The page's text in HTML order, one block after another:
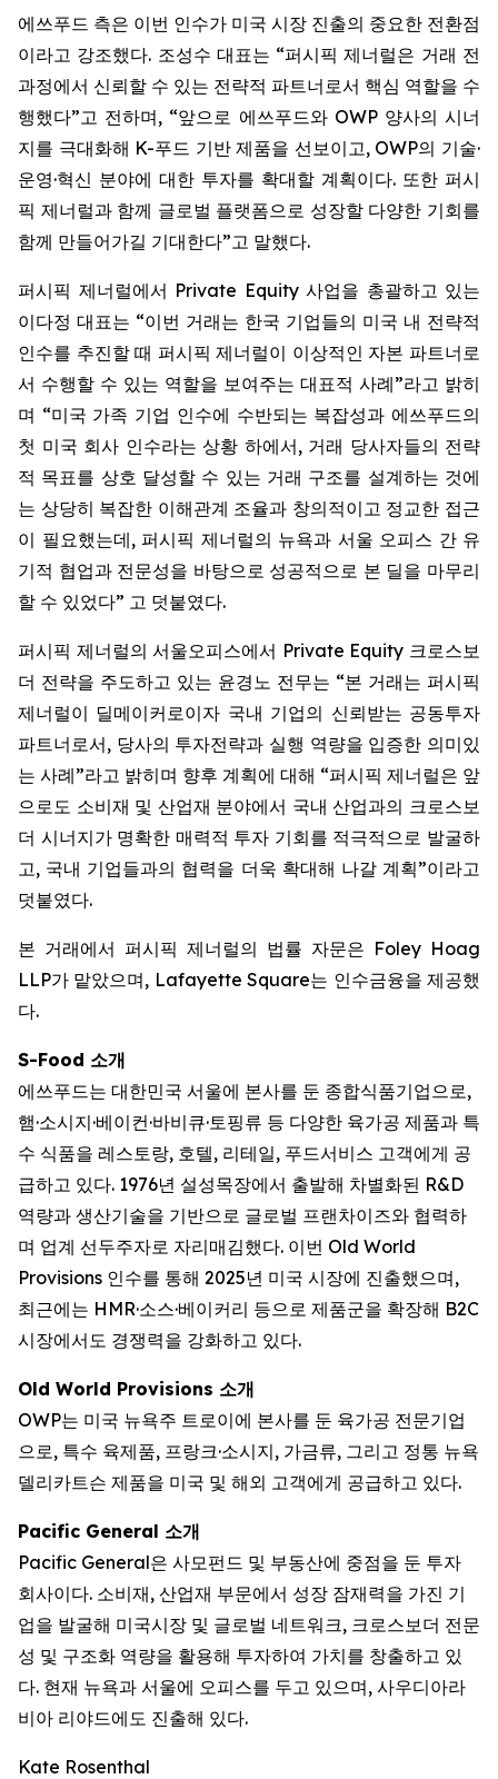
에쓰푸드 측은 이번 인수가 미국 시장 진출의 중요한 전환점
이라고 강조했다. 조성수 대표는 “퍼시픽 제너럴은 거래 전
과정에서 신뢰할 수 있는 전략적 파트너로서 핵심 역할을 수
행했다”고 전하며, “앞으로 에쓰푸드와 OWP 양사의 시너
지를 극대화해 K-푸드 기반 제품을 선보이고, OWP의 기술·
운영·혁신 분야에 대한 투자를 확대할 계획이다. 또한 퍼시
픽 제너럴과 함께 글로벌 플랫폼으로 성장할 다양한 기회를
함께 만들어가길 기대한다”고 말했다.
퍼시픽 제너럴에서 Private Equity 사업을 총괄하고 있는
이다정 대표는 “이번 거래는 한국 기업들의 미국 내 전략적
인수를 추진할 때 퍼시픽 제너럴이 이상적인 자본 파트너로
서 수행할 수 있는 역할을 보여주는 대표적 사례”라고 밝히
며 “미국 가족 기업 인수에 수반되는 복잡성과 에쓰푸드의
첫 미국 회사 인수라는 상황 하에서, 거래 당사자들의 전략
적 목표를 상호 달성할 수 있는 거래 구조를 설계하는 것에
는 상당히 복잡한 이해관계 조율과 창의적이고 정교한 접근
이 필요했는데, 퍼시픽 제너럴의 뉴욕과 서울 오피스 간 유
기적 협업과 전문성을 바탕으로 성공적으로 본 딜을 마무리
할 수 있었다” 고 덧붙였다.
퍼시픽 제너럴의 서울오피스에서 Private Equity 크로스보
더 전략을 주도하고 있는 윤경노 전무는 “본 거래는 퍼시픽
제너럴이 딜메이커로이자 국내 기업의 신뢰받는 공동투자
파트너로서, 당사의 투자전략과 실행 역량을 입증한 의미있
는 사례”라고 밝히며 향후 계획에 대해 “퍼시픽 제너럴은 앞
으로도 소비재 및 산업재 분야에서 국내 산업과의 크로스보
더 시너지가 명확한 매력적 투자 기회를 적극적으로 발굴하
고, 국내 기업들과의 협력을 더욱 확대해 나갈 계획”이라고
덧붙였다.
본 거래에서 퍼시픽 제너럴의 법률 자문은 Foley Hoag
LLP가 맡았으며, Lafayette Square는 인수금융을 제공했
다.
S-Food 소개
에쓰푸드는 대한민국 서울에 본사를 둔 종합식품기업으로,
햄·소시지·베이컨·바비큐·토핑류 등 다양한 육가공 제품과 특
수 식품을 레스토랑, 호텔, 리테일, 푸드서비스 고객에게 공
급하고 있다. 1976년 설성목장에서 출발해 차별화된 R&D
역량과 생산기술을 기반으로 글로벌 프랜차이즈와 협력하
며 업계 선두주자로 자리매김했다. 이번 Old World
Provisions 인수를 통해 2025년 미국 시장에 진출했으며,
최근에는 HMR·소스·베이커리 등으로 제품군을 확장해 B2C
시장에서도 경쟁력을 강화하고 있다.
Old World Provisions 소개
OWP는 미국 뉴욕주 트로이에 본사를 둔 육가공 전문기업
으로, 특수 육제품, 프랑크·소시지, 가금류, 그리고 정통 뉴욕
델리카트슨 제품을 미국 및 해외 고객에게 공급하고 있다.
Pacific General 소개
Pacific General은 사모펀드 및 부동산에 중점을 둔 투자
회사이다. 소비재, 산업재 부문에서 성장 잠재력을 가진 기
업을 발굴해 미국시장 및 글로벌 네트워크, 크로스보더 전문
성 및 구조화 역량을 활용해 투자하여 가치를 창출하고 있
다. 현재 뉴욕과 서울에 오피스를 두고 있으며, 사우디아라
비아 리야드에도 진출해 있다.
Kate Rosenthal